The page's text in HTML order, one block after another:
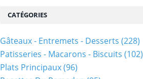
CATÉGORIES
Gâteaux - Entremets - Desserts (228)
Patisseries - Macarons - Biscuits (102)
Plats Principaux(96)